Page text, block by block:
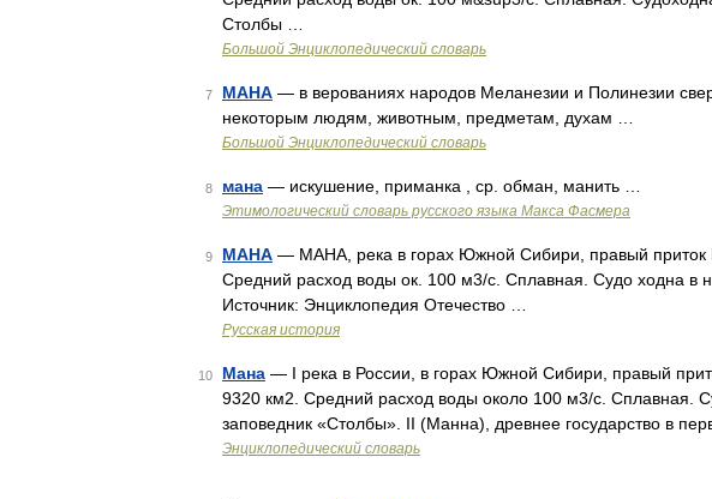
Столбы …
Большой Энциклопедический словарь
7 МАНА — в верованиях народов Меланезии и Полинезии
некоторым людям, животным, предметам, духам …
Большой Энциклопедический словарь
8 мана — искушение, приманка , ср. обман, манить …
Этимологический словарь русского языка Макса Фасмера
9 МАНА — МАНА, река в горах Южной Сибири, правый приток
Средний расход воды ок. 100 м3/с. Сплавная. Судо ходна в
Источник: Энциклопедия Отечество …
Русская история
10 Мана — I река в России, в горах Южной Сибири, правый
9320 км2. Средний расход воды около 100 м3/с. Сплавная.
заповедник «Столбы». II (Манна), древнее государство в
Энциклопедический словарь